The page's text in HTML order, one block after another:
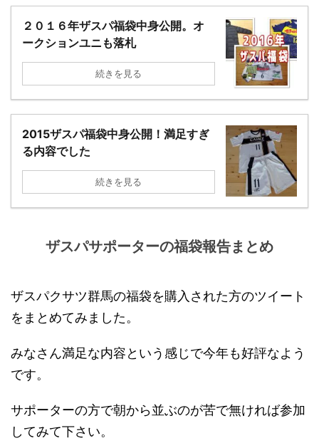
２０１６年ザスパ福袋中身公開。オ
ークションユニも落札
続きを見る
2015ザスパ福袋中身公開！満足すぎ
る内容でした
続きを見る
ザスパサポーターの福袋報告まとめ
ザスパクサツ群馬の福袋を購入された方のツイート
をまとめてみました。
みなさん満足な内容という感じで今年も好評なよう
です。
サポーターの方で朝から並ぶのが苦で無ければ参加
してみて下さい。